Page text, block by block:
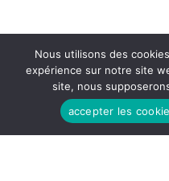
Nous utilisons des
expérience sur notre site
site, nous
accepter les